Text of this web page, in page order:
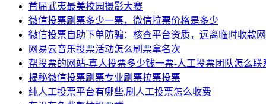
首届武夷最美校园摄影大赛
微信投票刷票多少一票，微信拉票价格是多少
微信投票自助下单防骗：核查平台资质，远离临时收款
网易云音乐投票活动怎么刷票拿名次
帮投票的网站-真人投票多少钱一票-人工投票团队怎么联
揭秘微信投票刷票专业刷票拉票投票
纯人工投票平台有哪些,刷人工投票怎么收费